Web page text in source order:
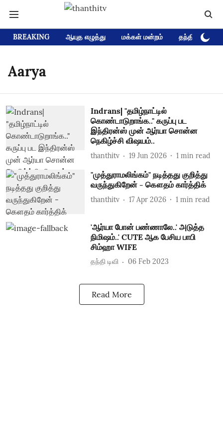
BREAKING ஆயுத எழுத்து மக்கள் மன்றம் தந்தி டிவி
Aarya
Indrans| "தமிழ்நாட்டில்
கொண்டாடுறாங்க.." கருப்பு பட
இந்திரன்ஸ் முன் ஆர்யா சொன்ன
நெகிழ்ச்சி விஷயம்..
thanthitv 19 Jun 2026 1 min read
"முத்துராமலிங்கம்" நடித்தது குறித்து
வருந்துகிறேன் - கௌதம் கார்த்திக்
thanthitv 17 Apr 2026 1 min read
'ஆர்யா போன் பண்ணாலே..' அடுத்த
நிமிஷம்..' CUTE ஆக பேசிய பாபி
சிம்ஹா WIFE
தந்தி டிவி 06 Feb 2023
Read More